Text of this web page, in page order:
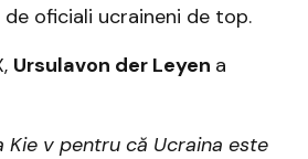
oficiali ucraineni de top.
Ursulavon der Leyen a
Kie v pentru că Ucraina este